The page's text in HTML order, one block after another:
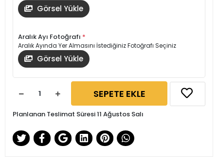
Görsel Yükle
Aralık Ayı Fotoğrafı *
Aralık Ayında Yer Almasını İstediğiniz Fotoğrafı Seçiniz
Görsel Yükle
SEPETE EKLE
Planlanan Teslimat Süresi 11 Ağustos Salı